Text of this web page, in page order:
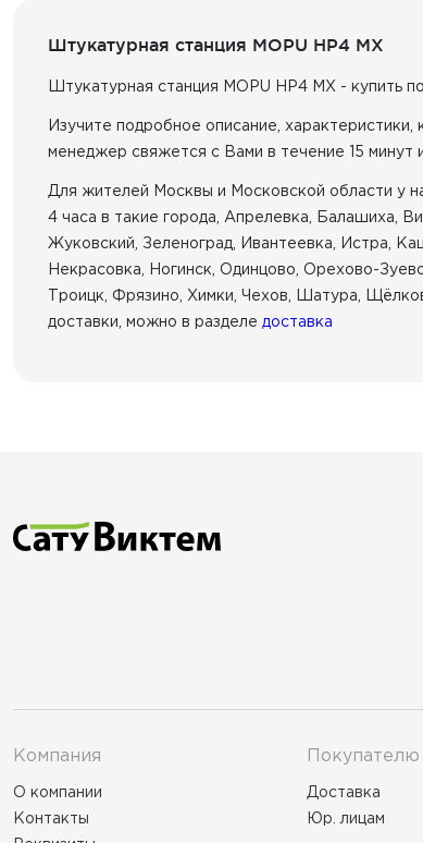
Штукатурная станция MOPU HP4 MX
Штукатурная станция MOPU HP4 MX - купить
Изучите подробное описание,
менеджер свяжется с Вами в течение 15 минут
Для жителей Москвы и Московской области у
4 часа в такие города, Апрелевка, Балашиха,
Жуковский, Зеленоград, Ивантеевка, Истра,
Некрасовка, Ногинск, Одинцово, Орехово-
Троицк, Фрязино, Химки, Чехов, Шатура,
доставки, можно в разделе доставка
Компания
О компании
Контакты
Покупателю
Доставка
Юр. лицам